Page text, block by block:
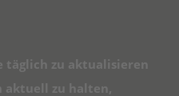
täglich zu aktualisieren
aktuell zu halten,